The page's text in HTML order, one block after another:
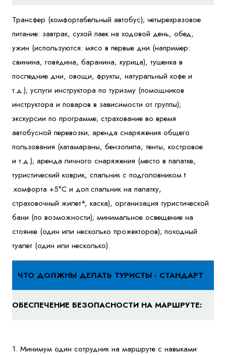
Трансфер (комфортабельный автобус); четырехразовое
питание: завтрак, сухой паек на ходовой день, обед,
ужин (используются: мясо в первые дни (например:
свинина, говядина, баранина, курица), тушенка в
последние дни, овощи, фрукты, натуральный кофе и
т.д.); услуги инструктора по туризму (помощников
инструктора и поваров в зависимости от группы);
экскурсии по программе; страхование во время
автобусной перевозки; аренда снаряжения общего
пользования (катамараны, бензопила, тенты, костровое
и т.д.); аренда личного снаряжения (место в палатке,
туристический коврик, cпальник с подголовником t
.комфорта +5°С и доп.спальник на палатку,
страховочный жилет*, каска), организация туристической
бани (по возможности); минимальное освещение на
стоянке (один или несколько прожекторов); походный
туалет (один или несколько).
ЧТО ДОЛЖНЫ ДЕЛАТЬ ТУРИСТЫ - СТАНДАРТ
ОБЕСПЕЧЕНИЕ БЕЗОПАСНОСТИ НА МАРШРУТЕ:
1. Минимум один сотрудник на маршруте с навыками